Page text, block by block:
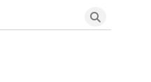
Search